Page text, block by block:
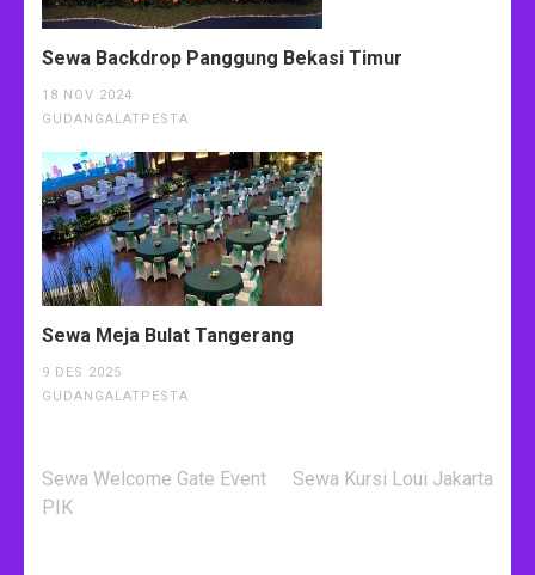
Sewa Backdrop Panggung Bekasi Timur
18 NOV 2024
GUDANGALATPESTA
Sewa Meja Bulat Tangerang
9 DES 2025
GUDANGALATPESTA
Navigasi
pos
Sewa Welcome Gate Event
PIK
Sewa Kursi Loui Jakarta